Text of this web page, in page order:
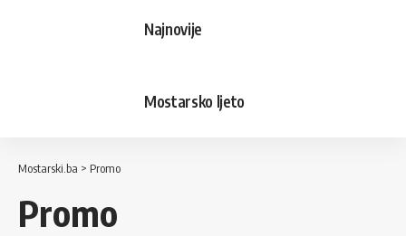
Najnovije
Mostarsko ljeto
Mostarski.ba > Promo
Promo